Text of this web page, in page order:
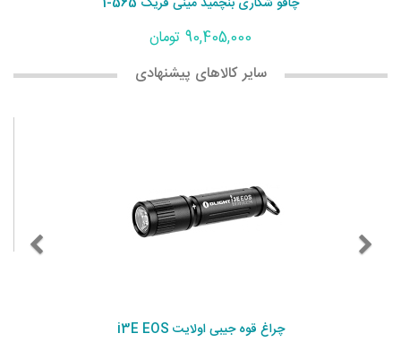
90,405,000 تومان
سایر کالاهای پیشنهادی
چراغ قوه جیبی اولایت i3E EOS